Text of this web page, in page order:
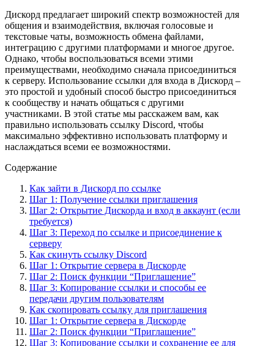
Дискорд предлагает широкий спектр возможностей для
общения и взаимодействия, включая голосовые и
текстовые чаты, возможность обмена файлами,
интеграцию с другими платформами и многое другое.
Однако, чтобы воспользоваться всеми этими
преимуществами, необходимо сначала присоединиться
к серверу. Использование ссылки для входа в Дискорд –
это простой и удобный способ быстро присоединиться
к сообществу и начать общаться с другими
участниками. В этой статье мы расскажем вам, как
правильно использовать ссылку Discord, чтобы
максимально эффективно использовать платформу и
наслаждаться всеми ее возможностями.
Содержание
Как зайти в Дискорд по ссылке
Шаг 1: Получение ссылки приглашения
Шаг 2: Открытие Дискорда и вход в аккаунт (если
требуется)
Шаг 3: Переход по ссылке и присоединение к
серверу
Как скинуть ссылку Discord
Шаг 1: Открытие сервера в Дискорде
Шаг 2: Поиск функции “Приглашение”
Шаг 3: Копирование ссылки и способы ее
передачи другим пользователям
Как скопировать ссылку для приглашения
Шаг 1: Открытие сервера в Дискорде
Шаг 2: Поиск функции “Приглашение”
Шаг 3: Копирование ссылки и сохранение ее для